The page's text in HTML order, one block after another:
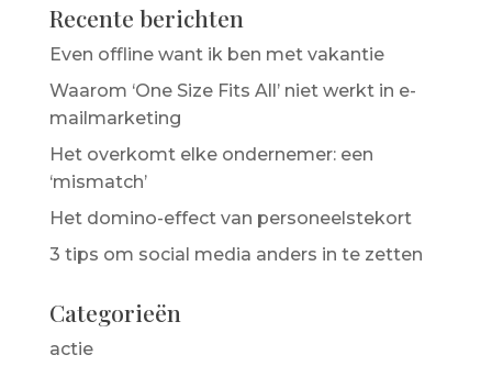
Recente berichten
Even offline want ik ben met vakantie
Waarom ‘One Size Fits All’ niet werkt in e-
mailmarketing
Het overkomt elke ondernemer: een
‘mismatch’
Het domino-effect van personeelstekort
3 tips om social media anders in te zetten
Categorieën
actie